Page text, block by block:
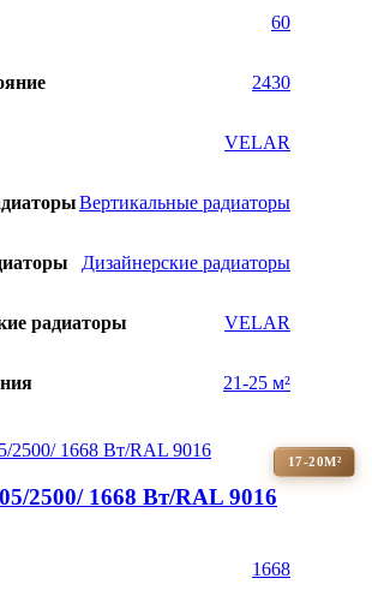
60
2430
VELAR
Вертикальные радиаторы
Дизайнерские радиаторы
радиаторы VELAR
21-25 м²
17-20М²
2500/ 1668 Bт/RAL 9016
1668